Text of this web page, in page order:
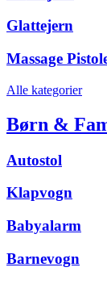
Glattejern
Massage
Alle kategorier
Børn &
Autostol
Klapvogn
Babyalarm
Barnevogn